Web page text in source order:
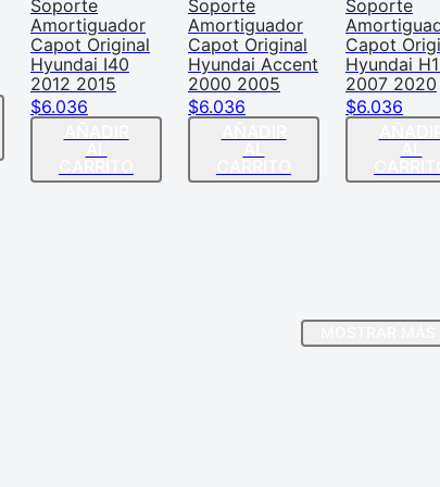
Soporte
Amortiguador
Capot Original
Hyundai I40
2012 2015
$6.036
Soporte
Amortiguador
Capot Original
Hyundai Accent
2000 2005
$6.036
Soporte
Capot
Hyundai
2007 2020
$6.036